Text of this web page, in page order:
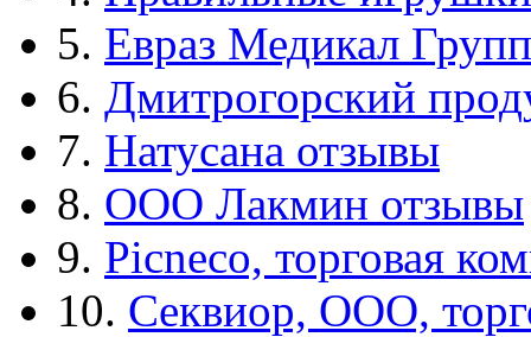
5. Евраз Медикал Групп
6. Дмитрогорский
7. Натусана отзывы
8. ООО Лакмин отзывы
9. Picneco, торговая
10. Секвиор, ООО,